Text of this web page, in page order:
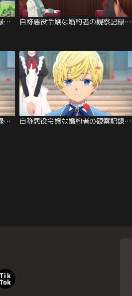
自称悪役令嬢な婚約者の観察記録。 第06話 自称悪役令嬢な婚約者の観察記録。 第05話
自称悪役令嬢な婚約者の観察記録。 第01話 自称悪役令嬢な婚約者の観察記録。 第01話